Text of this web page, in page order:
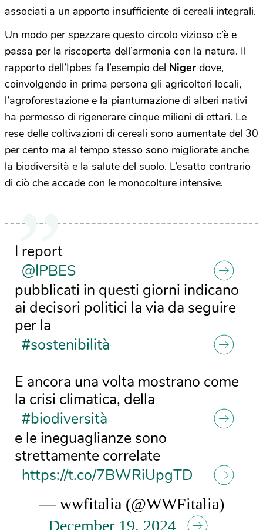
associati a un apporto insufficiente di cereali integrali.
Un modo per spezzare questo circolo vizioso c’è e
passa per la riscoperta dell’armonia con la natura. Il
rapporto dell’Ipbes fa l’esempio del Niger dove,
coinvolgendo in prima persona gli agricoltori locali,
l’agroforestazione e la piantumazione di alberi nativi
ha permesso di rigenerare cinque milioni di ettari. Le
rese delle coltivazioni di cereali sono aumentate del 30
per cento ma al tempo stesso sono migliorate anche
la biodiversità e la salute del suolo. L’esatto contrario
di ciò che accade con le monocolture intensive.
I report
@IPBES
pubblicati in questi giorni indicano
ai decisori politici la via da seguire
per la
#sostenibilità
E ancora una volta mostrano come
la crisi climatica, della
#biodiversità
e le ineguaglianze sono
strettamente correlate
https://t.co/7BWRiUpgTD
— wwfitalia (@WWFitalia)
December 19, 2024